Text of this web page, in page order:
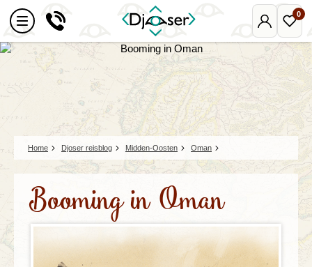
Mijn
Djoser
0
Home Djoser reisblog Midden-Oosten Oman
Booming in Oman